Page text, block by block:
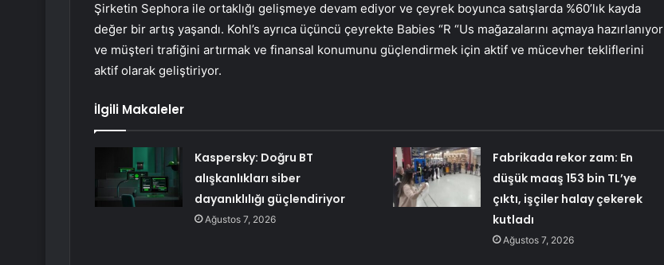
Şirketin Sephora ile ortaklığı gelişmeye devam ediyor ve çeyrek boyunca satışlarda %60’lık kayda
değer bir artış yaşandı. Kohl’s ayrıca üçüncü çeyrekte Babies “R “Us mağazalarını açmaya hazırlanıyor
ve müşteri trafiğini artırmak ve finansal konumunu güçlendirmek için aktif ve mücevher tekliflerini
aktif olarak geliştiriyor.
İlgili Makaleler
Kaspersky: Doğru BT
alışkanlıkları siber
dayanıklılığı güçlendiriyor
Ağustos 7, 2026
Fabrikada rekor zam: En
düşük maaş 153 bin TL’ye
çıktı, işçiler halay çekerek
kutladı
Ağustos 7, 2026